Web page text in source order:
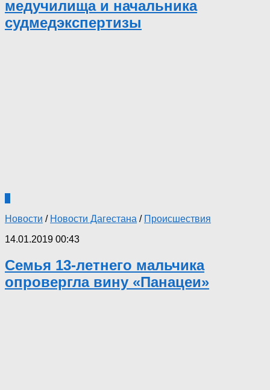
медучилища и начальника
судмедэкспертизы
Новости / Новости Дагестана / Происшествия
14.01.2019 00:43
Семья 13-летнего мальчика
опровергла вину «Панацеи»